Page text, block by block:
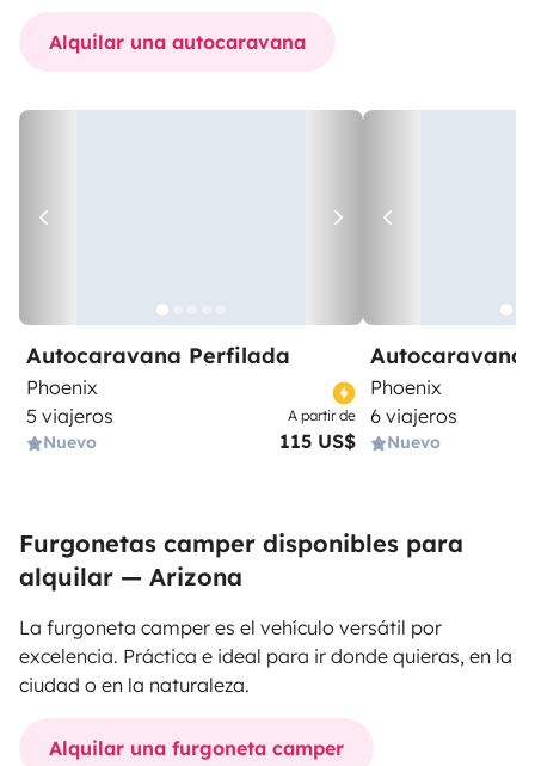
Alquilar una autocaravana
Autocaravana Perfilada
Phoenix
5 viajeros
Nuevo
A partir de
115 US$
Autocaravana
Phoenix
6 viajeros
Nuevo
Furgonetas camper disponibles para
alquilar — Arizona
La furgoneta camper es el vehículo versátil por
excelencia. Práctica e ideal para ir donde quieras, en la
ciudad o en la naturaleza.
Alquilar una furgoneta camper